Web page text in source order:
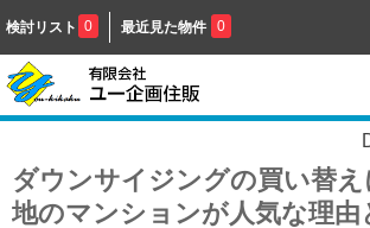
検討リスト 0 最近見た物件 0
ダウンサイジングの買い替
地のマンションが人気な理由